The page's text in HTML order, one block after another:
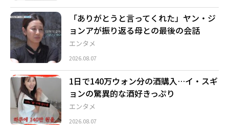
エンタメ
「ありがとうと言ってくれた」ヤン・ジ
ョンアが振り返る母との最後の会話
2026.08.07
エンタメ
1日で140万ウォン分の酒購入…イ・スギ
ョンの驚異的な酒好きっぷり
2026.08.07